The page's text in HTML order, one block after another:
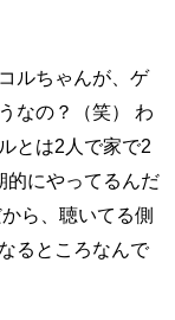
ルちゃんが、ゲ
なの？（笑） わ
とは2人で家で2
的にやってるんだ
ら、聴いてる側
るところなんで